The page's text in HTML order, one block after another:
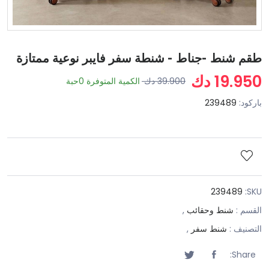
طقم شنط -جناط - شنطة سفر فايبر نوعية ممتازة
19.950 دك 39.900 دك الكمية المتوفرة 0حبة
باركود: 239489
SKU:
239489
القسم : شنط وحقائب ,
التصنيف : شنط سفر ,
Share: